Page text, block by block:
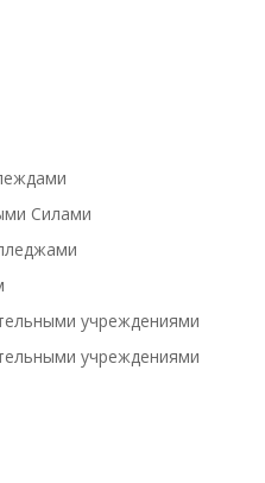
Силами
учреждениями
учреждениями